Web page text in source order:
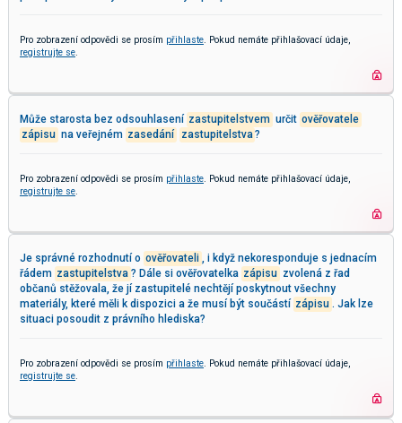
Pro zobrazení odpovědi se prosím přihlaste. Pokud nemáte přihlašovací údaje,
registrujte se.
Může starosta bez odsouhlasení zastupitelstvem určit ověřovatele
zápisu na veřejném zasedání zastupitelstva?
Pro zobrazení odpovědi se prosím přihlaste. Pokud nemáte přihlašovací údaje,
registrujte se.
Je správné rozhodnutí o ověřovateli , i když nekoresponduje s jednacím
řádem zastupitelstva ? Dále si ověřovatelka zápisu zvolená z řad
občanů stěžovala, že jí zastupitelé nechtějí poskytnout všechny
materiály, které měli k dispozici a že musí být součástí zápisu . Jak lze
situaci posoudit z právního hlediska?
Pro zobrazení odpovědi se prosím přihlaste. Pokud nemáte přihlašovací údaje,
registrujte se.